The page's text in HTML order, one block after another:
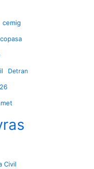
cemig
copasa
Detran
Civil